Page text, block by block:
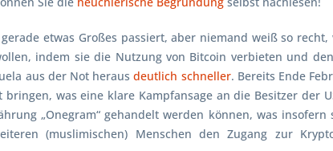
etwas Großes passiert, aber niemand weiß so
indem sie die Nutzung von Bitcoin verbieten und
aus der Not herausdeutlich schneller. Bereits Ende
was eine klare Kampfansage an die Besitzer der
„Onegram“ gehandelt werden können, was
(muslimischen) Menschen den Zugang zur